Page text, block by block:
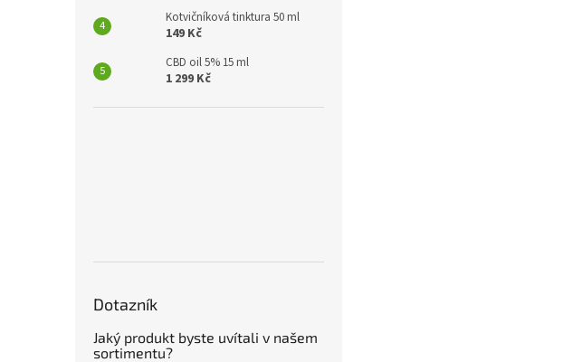
Kotvičníková tinktura 50 ml
149 Kč
CBD oil 5% 15 ml
1 299 Kč
Dotazník
Jaký produkt byste uvítali v našem
sortimentu?